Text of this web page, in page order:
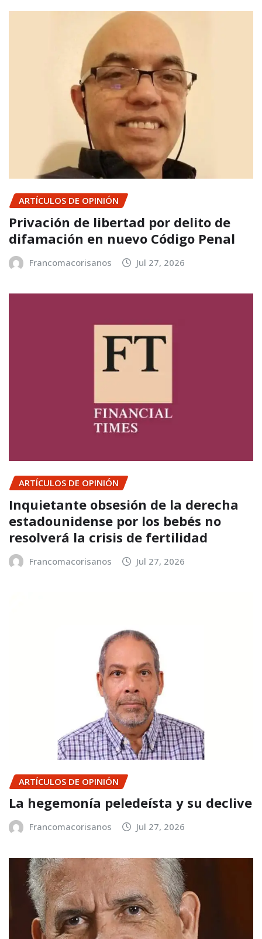
ARTÍCULOS DE OPINIÓN
Privación de libertad por delito de
difamación en nuevo Código Penal
Francomacorisanos Jul 27, 2026
ARTÍCULOS DE OPINIÓN
Inquietante obsesión de la derecha
estadounidense por los bebés no
resolverá la crisis de fertilidad
Francomacorisanos Jul 27, 2026
ARTÍCULOS DE OPINIÓN
La hegemonía peledeísta y su declive
Francomacorisanos Jul 27, 2026